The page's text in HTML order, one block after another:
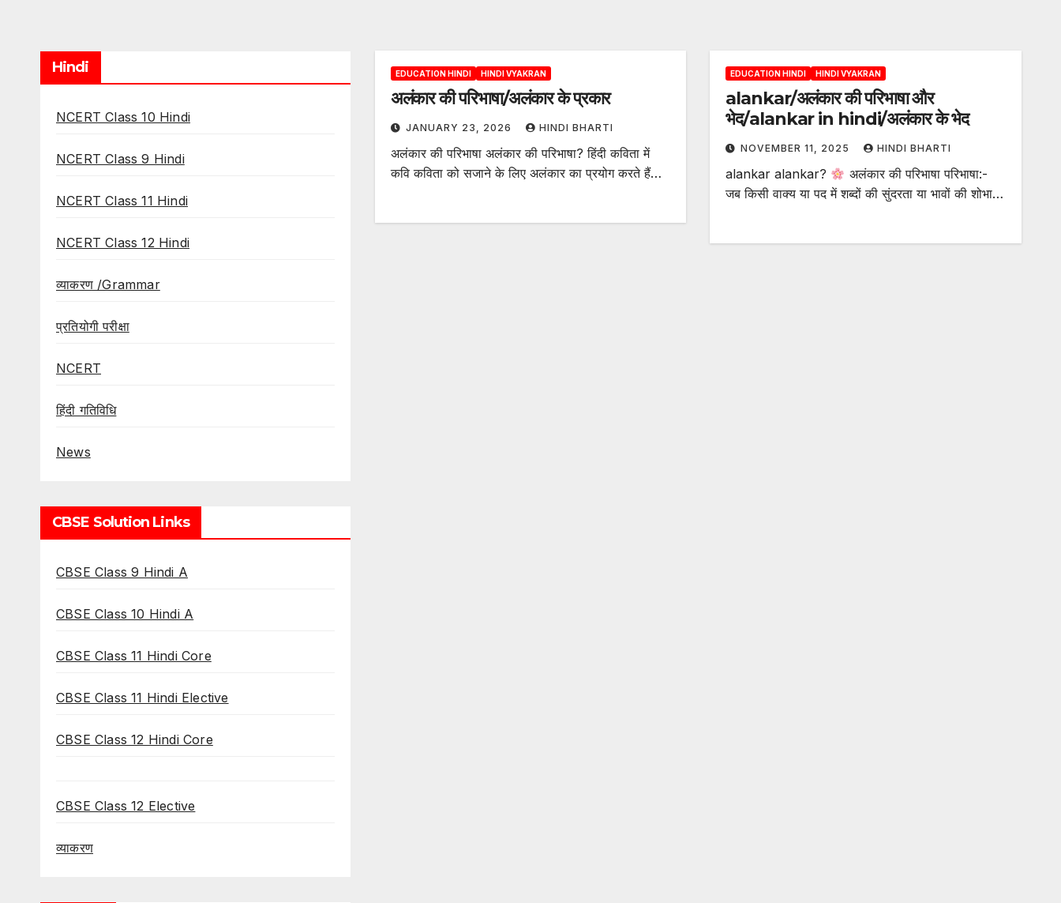
Hindi
NCERT Class 10 Hindi
NCERT Class 9 Hindi
NCERT Class 11 Hindi
NCERT Class 12 Hindi
व्याकरण /Grammar
प्रतियोगी परीक्षा
NCERT
हिंदी गतिविधि
News
CBSE Solution Links
CBSE Class 9 Hindi A
CBSE Class 10 Hindi A
CBSE Class 11 Hindi Core
CBSE Class 11 Hindi Elective
CBSE Class 12 Hindi Core
CBSE Class 12 Elective
व्याकरण
EDUCATION HINDI HINDI VYAKRAN
अलंकार की परिभाषा/अलंकार के प्रकार
JANUARY 23, 2026 HINDI BHARTI
अलंकार की परिभाषा अलंकार की परिभाषा? हिंदी कविता में
कवि कविता को सजाने के लिए अलंकार का प्रयोग करते हैं…
EDUCATION HINDI HINDI VYAKRAN
alankar/अलंकार की परिभाषा और
भेद/alankar in hindi/अलंकार के भेद
NOVEMBER 11, 2025 HINDI BHARTI
alankar alankar?
अलंकार की परिभाषा परिभाषा:-
जब किसी वाक्य या पद में शब्दों की सुंदरता या भावों की शोभा…